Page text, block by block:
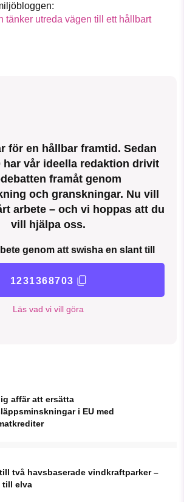
tänker utreda vägen till ett hållbart
för en hållbar framtid. Sedan
har vår ideella redaktion drivit
framåt genom
och granskningar. Nu vill
arbete – och vi hoppas att du
vill hjälpa oss.
genom att swisha en slant till
1231368703
Läs vad vi vill göra
affär att ersätta
i EU med
två havsbaserade vindkraftparker –
till elva